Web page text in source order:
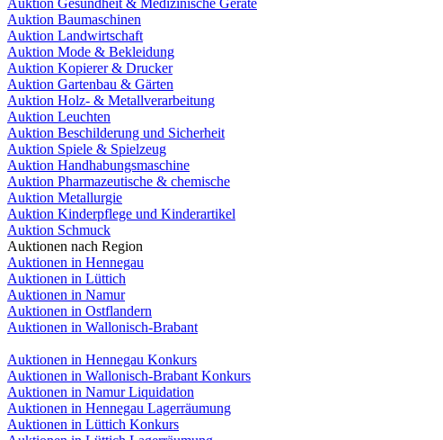
Auktion Gesundheit & Medizinische Geräte
Auktion Baumaschinen
Auktion Landwirtschaft
Auktion Mode & Bekleidung
Auktion Kopierer & Drucker
Auktion Gartenbau & Gärten
Auktion Holz- & Metallverarbeitung
Auktion Leuchten
Auktion Beschilderung und Sicherheit
Auktion Spiele & Spielzeug
Auktion Handhabungsmaschine
Auktion Pharmazeutische & chemische
Auktion Metallurgie
Auktion Kinderpflege und Kinderartikel
Auktion Schmuck
Auktionen nach Region
Auktionen in Hennegau
Auktionen in Lüttich
Auktionen in Namur
Auktionen in Ostflandern
Auktionen in Wallonisch-Brabant
Auktionen in Hennegau Konkurs
Auktionen in Wallonisch-Brabant Konkurs
Auktionen in Namur Liquidation
Auktionen in Hennegau Lagerräumung
Auktionen in Lüttich Konkurs